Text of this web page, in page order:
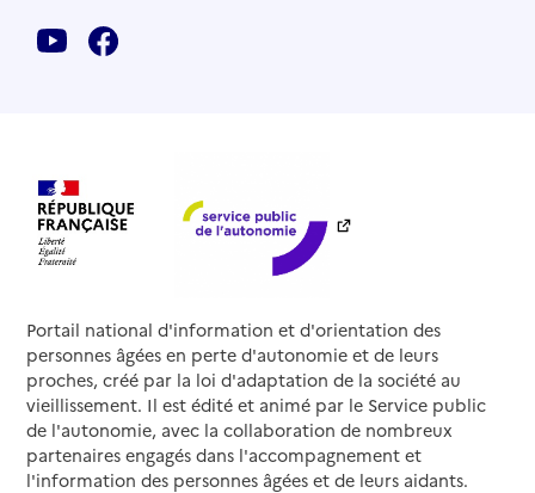
Portail national d'information et d'orientation des
personnes âgées en perte d'autonomie et de leurs
proches, créé par la loi d'adaptation de la société au
vieillissement. Il est édité et animé par le Service public
de l'autonomie, avec la collaboration de nombreux
partenaires engagés dans l'accompagnement et
l'information des personnes âgées et de leurs aidants.